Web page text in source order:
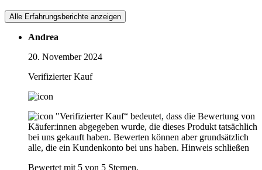
Alle Erfahrungsberichte anzeigen
Andrea
20. November 2024
Verifizierter Kauf
"Verifizierter Kauf“ bedeutet, dass die Bewertung von
Käufer:innen abgegeben wurde, die dieses Produkt tatsächlich
bei uns gekauft haben. Bewerten können aber grundsätzlich
alle, die ein Kundenkonto bei uns haben. Hinweis schließen
Bewertet mit 5 von 5 Sternen.